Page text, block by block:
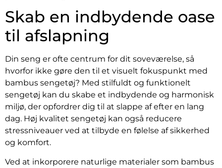
Skab en indbydende oase
til afslapning
Din seng er ofte centrum for dit soveværelse, så
hvorfor ikke gøre den til et visuelt fokuspunkt med
bambus sengetøj? Med stilfuldt og funktionelt
sengetøj kan du skabe et indbydende og harmonisk
miljø, der opfordrer dig til at slappe af efter en lang
dag. Høj kvalitet sengetøj kan også reducere
stressniveauer ved at tilbyde en følelse af sikkerhed
og komfort.
Ved at inkorporere naturlige materialer som bambus